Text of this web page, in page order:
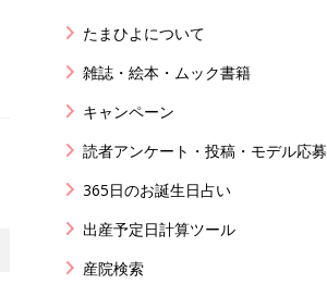
たまひよについて
雑誌・絵本・ムック書籍
キャンペーン
読者アンケート・投稿・モデル応募
365日のお誕生日占い
出産予定日計算ツール
産院検索